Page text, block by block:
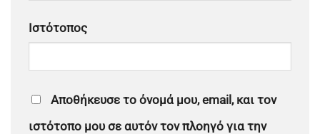
Ιστότοπος
Αποθήκευσε το όνομά μου, email, και τον
ιστότοπο μου σε αυτόν τον πλοηγό για την